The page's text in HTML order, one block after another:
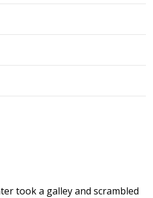
took a galley and scrambled